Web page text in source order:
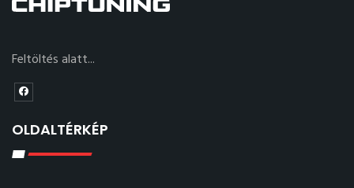
Feltöltés alatt...
OLDALTÉRKÉP